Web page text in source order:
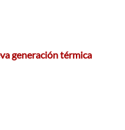
generación térmica